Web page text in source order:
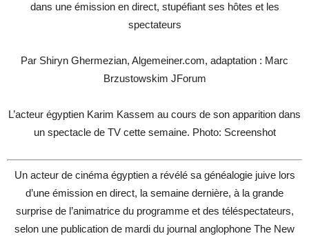
dans une émission en direct, stupéfiant ses hôtes et les
spectateurs
Par Shiryn Ghermezian, Algemeiner.com, adaptation : Marc
Brzustowskim JForum
L’acteur égyptien Karim Kassem au cours de son apparition dans
un spectacle de TV cette semaine. Photo: Screenshot
Un acteur de cinéma égyptien a révélé sa généalogie juive lors
d’une émission en direct, la semaine dernière, à la grande
surprise de l’animatrice du programme et des téléspectateurs,
selon une publication de mardi du journal anglophone The New